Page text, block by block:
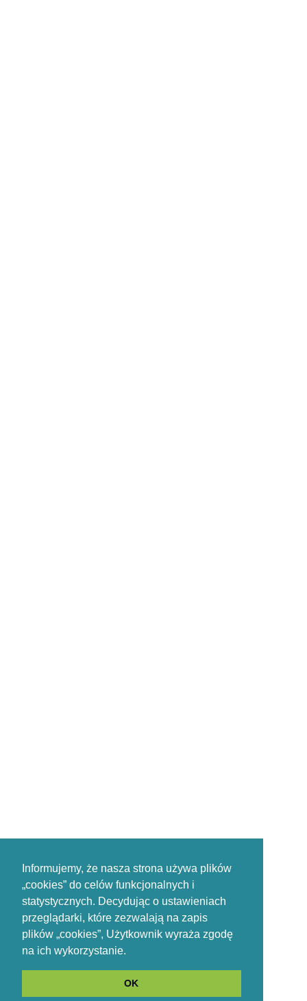
Informujemy, że nasza strona używa plików
„cookies” do celów funkcjonalnych i
statystycznych. Decydując o ustawieniach
przeglądarki, które zezwalają na zapis
plików „cookies”, Użytkownik wyraża zgodę
na ich wykorzystanie.
OK